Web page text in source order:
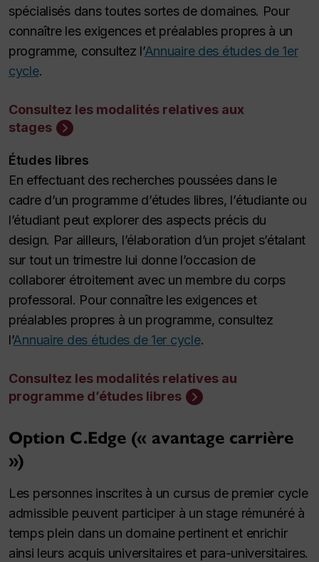
spécialisés dans toutes sortes de domaines. Pour
connaître les exigences et préalables propres à un
programme, consultez l’Annuaire des études de 1er
cycle.
Consultez les modalités relatives aux
stages
Études libres
En effectuant des recherches poussées dans le
cadre d’un programme d’études libres, l’étudiante ou
l’étudiant peut explorer des aspects précis du
design. Par ailleurs, l’élaboration d’un projet s’étalant
sur tout un trimestre lui donne l’occasion de
collaborer étroitement avec un membre du corps
professoral. Pour connaître les exigences et
préalables propres à un programme, consultez
l’Annuaire des études de 1er cycle.
Consultez les modalités relatives au
programme d’études libres
Option C.Edge (« avantage carrière
»)
Les personnes inscrites à un cursus de premier cycle
admissible peuvent participer à un stage rémunéré à
temps plein dans un domaine pertinent et enrichir
ainsi leurs acquis universitaires et para-universitaires.